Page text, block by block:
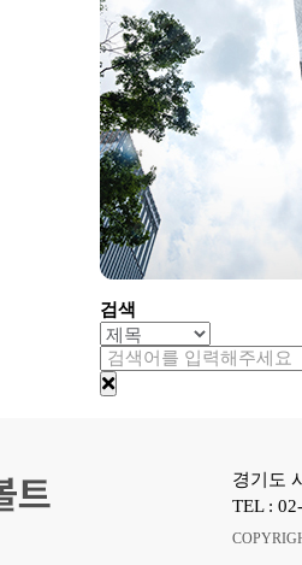
검색
경기도
TEL :